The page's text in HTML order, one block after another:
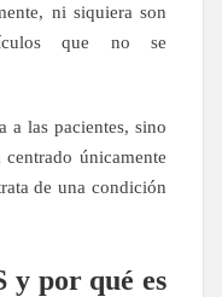
ni siquiera son
que no se
a las pacientes, sino
únicamente
de una condición
y por qué es